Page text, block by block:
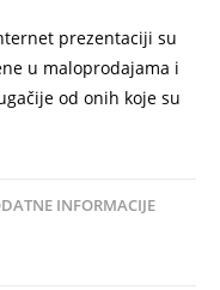
prezentaciji su
u maloprodajama i
od onih koje su
INFORMACIJE